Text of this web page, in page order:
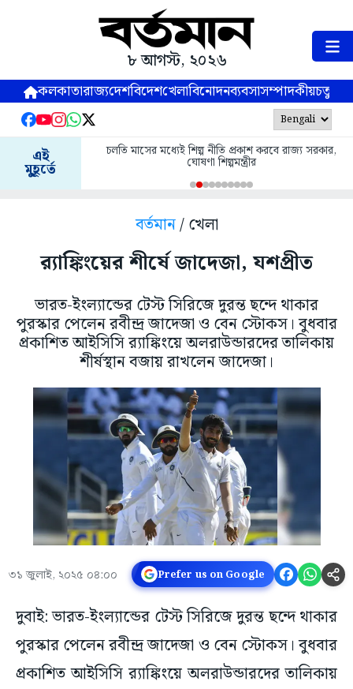
৮ আগস্ট, ২০২৬
কলকাতারাজ্যদেশবিদেশখেলাবিনোদনব্যবসাসম্পাদকীয়
এই
মুহূর্তে
চলতি মাসের মধ্যেই শিল্প নীতি প্রকাশ করবে রাজ্য সরকার,
ঘোষণা শিল্পমন্ত্রীর
বর্তমান/ খেলা
র‌্যাঙ্কিংয়ের শীর্ষে জাদেজা, যশপ্রীত
ভারত-ইংল্যান্ডের টেস্ট সিরিজে দুরন্ত ছন্দে থাকার
পুরস্কার পেলেন রবীন্দ্র জাদেজা ও বেন স্টোকস। বুধবার
প্রকাশিত আইসিসি র‌্যাঙ্কিংয়ে অলরাউন্ডারদের তালিকায়
শীর্ষস্থান বজায় রাখলেন জাদেজা।
৩১ জুলাই, ২০২৫ ০৪:০০ Prefer us on Google
দুবাই: ভারত-ইংল্যান্ডের টেস্ট সিরিজে দুরন্ত ছন্দে থাকার
পুরস্কার পেলেন রবীন্দ্র জাদেজা ও বেন স্টোকস। বুধবার
প্রকাশিত আইসিসি র‌্যাঙ্কিংয়ে অলরাউন্ডারদের তালিকায়